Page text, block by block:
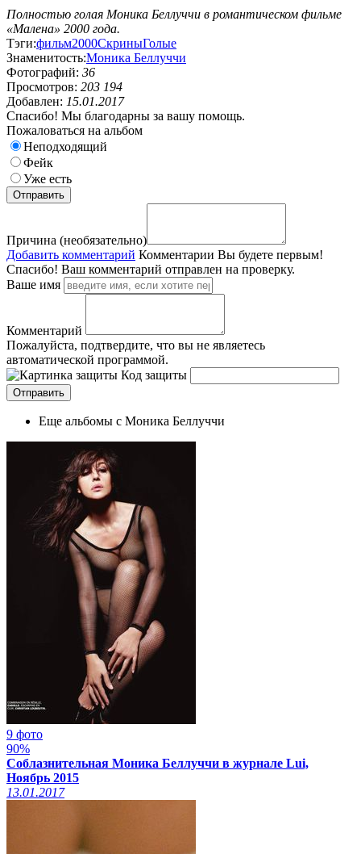
Полностью голая Моника Беллуччи в романтическом фильме
«Малена» 2000 года.
Тэги:фильм2000СкриныГолые
Знаменитость:Моника Беллуччи
Фотографий: 36
Просмотров: 203 194
Добавлен: 15.01.2017
Спасибо! Мы благодарны за вашу помощь.
Пожаловаться на альбом
Неподходящий
Фейк
Уже есть
Причина (необязательно)
Добавить комментарий Комментарии Вы будете первым!
Спасибо! Ваш комментарий отправлен на проверку.
Ваше имя
Комментарий
Пожалуйста, подтвердите, что вы не являетесь
автоматической программой.
Код защиты
Еще альбомы с Моника Беллуччи
9 фото
90%
Соблазнительная Моника Беллуччи в журнале Lui,
Ноябрь 2015
13.01.2017